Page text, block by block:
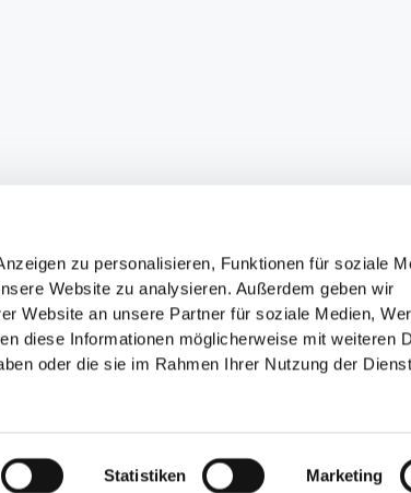
zu personalisieren, Funktionen für soziale
Website zu analysieren. Außerdem geben wir
Website an unsere Partner für soziale Medien,
diese Informationen möglicherweise mit weiteren
oder die sie im Rahmen Ihrer Nutzung der
Statistiken Marketing